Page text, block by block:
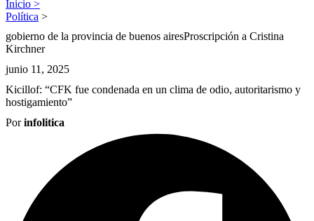
Inicio >
Política >
gobierno de la provincia de buenos airesProscripción a Cristina
Kirchner
junio 11, 2025
Kicillof: “CFK fue condenada en un clima de odio, autoritarismo y
hostigamiento”
Porinfolitica